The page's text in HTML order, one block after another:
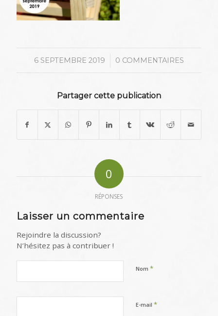
6 SEPTEMBRE 2019
/ 0 COMMENTAIRES
Partager cette publication
0
RÉPONSES
Laisser un commentaire
Rejoindre la discussion?
N’hésitez pas à contribuer !
Nom *
E-mail *